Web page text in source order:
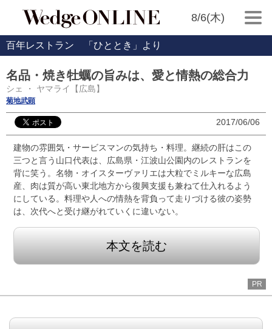
8/6(木)
百年レストラン 「ひととき」より
名品・焼き牡蠣の旨みは、愛と情熱の総合力
シェ ・ ヤマライ【広島】
菊地武顕
2017/06/06
建物の雰囲気・サービスマンの気持ち・料理。継続の肝はこの
三つと言う山口代表は、広島県・江波山公園内のレストランを
背に笑う。名物・オイスターヴァリエは大粒でミルキーな広島
産、肉は質が高い東北地方から復興支援も兼ねて仕入れるよう
にしている。料理や人への情熱を背負って走りづける彼の姿勢
は、次代へと受け継がれていくに違いない。
本文を読む
PR